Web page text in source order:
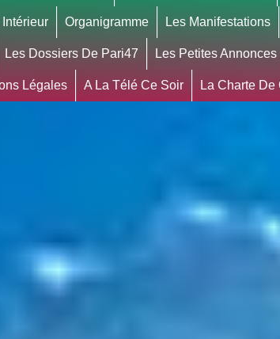
Organigramme Les Manifestations
Les Dossiers De Pari47 Les Petites Annonces
Légales A La Télé Ce Soir La Charte